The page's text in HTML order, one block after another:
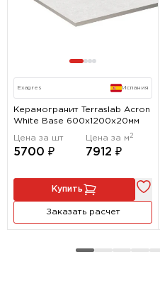
Exagres Испания
Керамогранит Terraslab Acron
White Base 600x1200х20мм
Цена за шт
5700 ₽
Цена за м 2
7912 ₽
Купить
Заказать расчет